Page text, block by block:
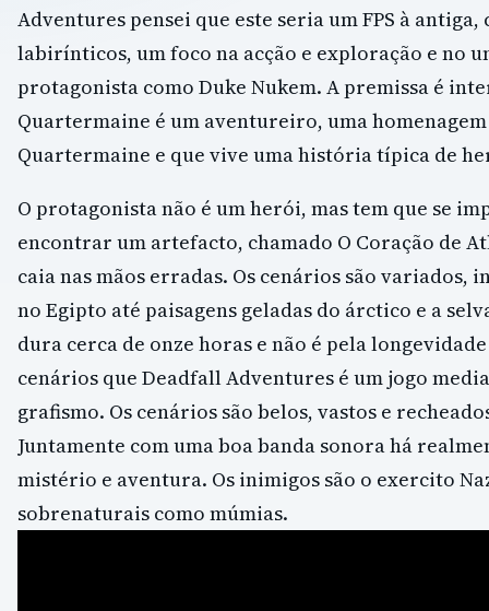
Adventures pensei que este seria um FPS à
labirínticos, um foco na acção e exploração e no
protagonista como Duke Nukem. A premissa é
Quartermaine é um aventureiro, uma
Quartermaine e que vive uma história típica de
O protagonista não é um herói, mas tem que se
encontrar um artefacto, chamado O Coração de
caia nas mãos erradas. Os cenários são variados,
no Egipto até paisagens geladas do árctico e a
dura cerca de onze horas e não é pela
cenários que Deadfall Adventures é um jogo
grafismo. Os cenários são belos, vastos e
Juntamente com uma boa banda sonora há
mistério e aventura. Os inimigos são o exercito
sobrenaturais como múmias.